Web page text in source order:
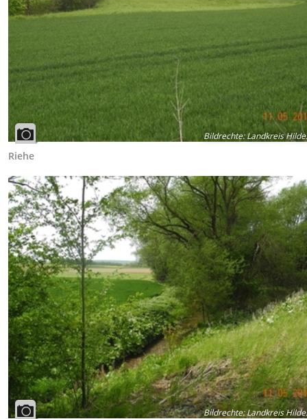
Bildrechte:Landkreis
Riehe
Bildrechte:Landkreis